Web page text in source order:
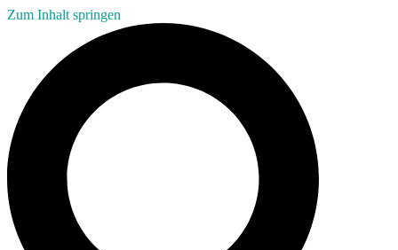
Zum Inhalt springen